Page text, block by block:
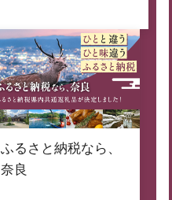
ふるさと納税なら、
奈良